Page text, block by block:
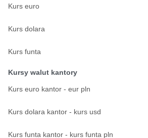
Kurs euro
Kurs dolara
Kurs funta
Kursy walut kantory
Kurs euro kantor - eur pln
Kurs dolara kantor - kurs usd
Kurs funta kantor - kurs funta pln